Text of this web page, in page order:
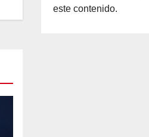
este contenido.